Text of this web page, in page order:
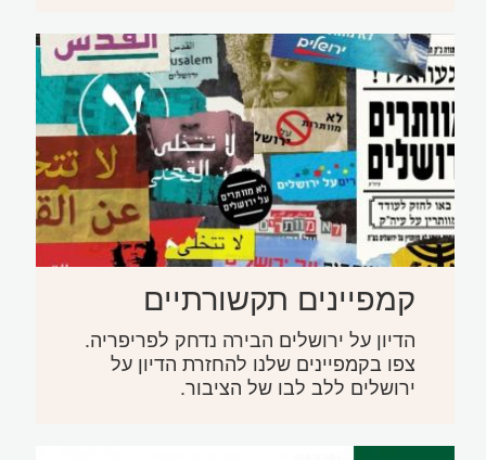
קמפיינים תקשורתיים
הדיון על ירושלים הבירה נדחק לפריפריה.
צפו בקמפיינים שלנו להחזרת הדיון על
ירושלים ללב לבו של הציבור.